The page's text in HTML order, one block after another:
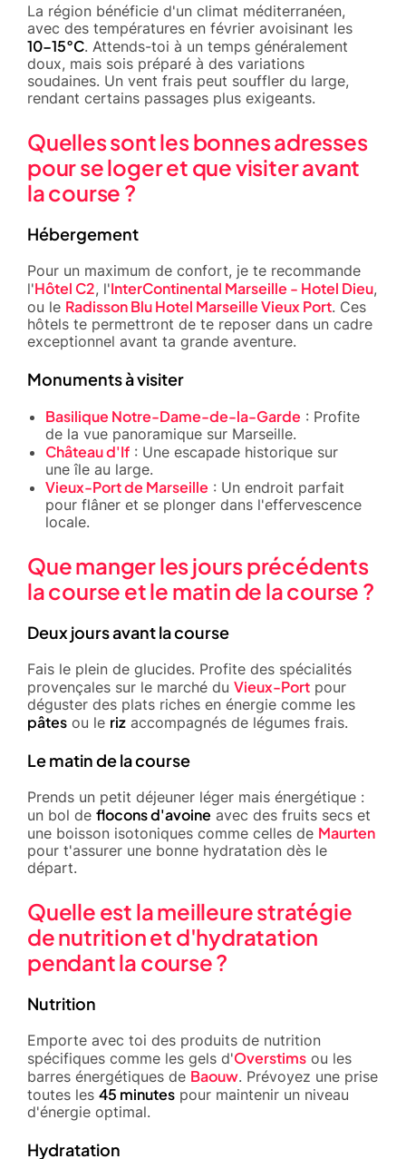
La région bénéficie d'un climat méditerranéen,
avec des températures en février avoisinant les
10-15°C. Attends-toi à un temps généralement
doux, mais sois préparé à des variations
soudaines. Un vent frais peut souffler du large,
rendant certains passages plus exigeants.
Quelles sont les bonnes adresses
pour se loger et que visiter avant
la course ?
Hébergement
Pour un maximum de confort, je te recommande
l'Hôtel C2, l'InterContinental Marseille - Hotel Dieu,
ou le Radisson Blu Hotel Marseille Vieux Port. Ces
hôtels te permettront de te reposer dans un cadre
exceptionnel avant ta grande aventure.
Monuments à visiter
Basilique Notre-Dame-de-la-Garde : Profite
de la vue panoramique sur Marseille.
Château d'If : Une escapade historique sur
une île au large.
Vieux-Port de Marseille : Un endroit parfait
pour flâner et se plonger dans l'effervescence
locale.
Que manger les jours précédents
la course et le matin de la course ?
Deux jours avant la course
Fais le plein de glucides. Profite des spécialités
provençales sur le marché du Vieux-Port pour
déguster des plats riches en énergie comme les
pâtes ou le riz accompagnés de légumes frais.
Le matin de la course
Prends un petit déjeuner léger mais énergétique :
un bol de flocons d'avoine avec des fruits secs et
une boisson isotoniques comme celles de Maurten
pour t'assurer une bonne hydratation dès le
départ.
Quelle est la meilleure stratégie
de nutrition et d'hydratation
pendant la course ?
Nutrition
Emporte avec toi des produits de nutrition
spécifiques comme les gels d'Overstims ou les
barres énergétiques de Baouw. Prévoyez une prise
toutes les 45 minutes pour maintenir un niveau
d'énergie optimal.
Hydratation